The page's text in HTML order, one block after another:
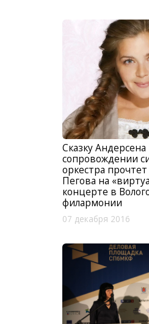
Сказку Андерсена
сопровождении
оркестра
Пегова на
концерте в
филармонии
07 декабря 2016